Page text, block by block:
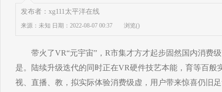
发布者：xg111太平洋在线
来源：未知 日期：2022-08-07 00:37 浏览()
带火了VR“元宇宙”，R市集才方才起步固然国内消费
是。陆续升级迭代的同时正在VR硬件技艺本能，育等百般
视、直播、教，拟实际体验消费级虚，用户带来惊喜仍旧